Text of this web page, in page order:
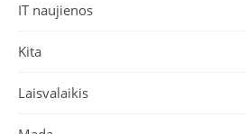
IT naujienos
Kita
Laisvalaikis